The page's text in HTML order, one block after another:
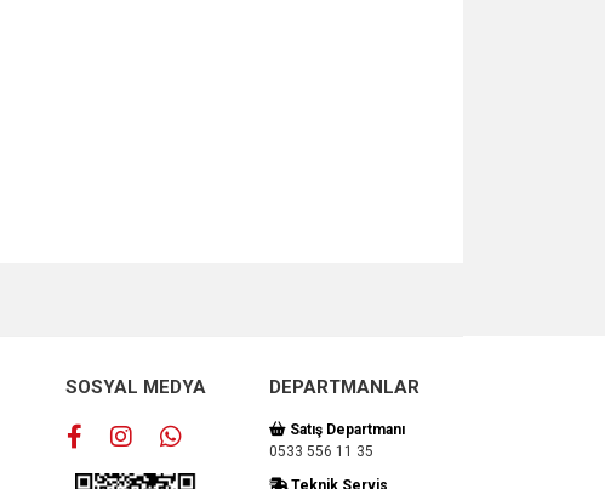
SOSYAL MEDYA DEPARTMANLAR
Satış Departmanı
0533 556 11 35
Teknik Servis